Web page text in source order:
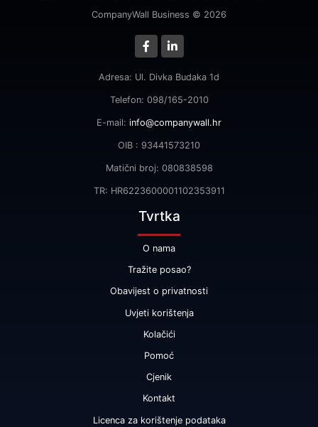
CompanyWall Business © 2026
Adresa: Ul. Divka Budaka 1d
Telefon: 098/165-2010
E-mail: info@companywall.hr
OIB : 93441573210
Matični broj: 080838598
TR: HR6223600001102353911
Tvrtka
O nama
Tražite posao?
Obavijest o privatnosti
Uvjeti korištenja
Kolačići
Pomoć
Cjenik
Kontakt
Licenca za korištenje podataka